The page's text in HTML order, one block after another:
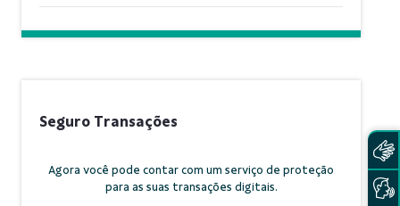
Seguro Transações
Agora você pode contar com um serviço de proteção
para as suas transações digitais.